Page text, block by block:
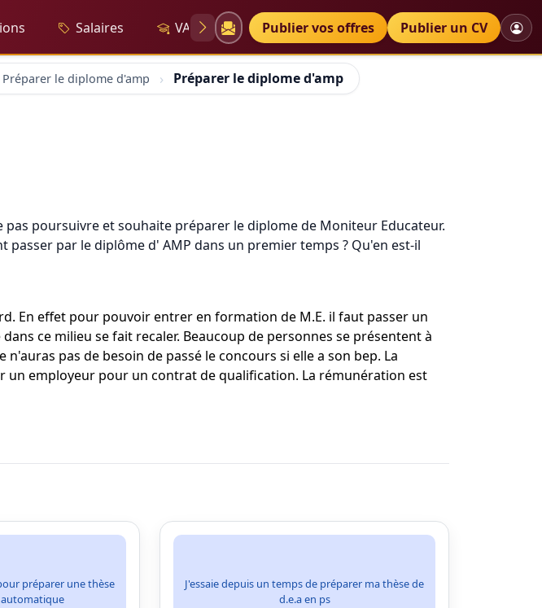
Salaires VAE Diplômes Petites annonces
Publier vos offres Publier un CV
Préparer le diplome d'amp
Préparer le diplome d'amp
poursuivre et souhaite préparer le diplome de Moniteur Educateur.
par le diplôme d' AMP dans un premier temps ? Qu'en est-il
En effet pour pouvoir entrer en formation de M.E. il faut passer un
ce milieu se fait recaler. Beaucoup de personnes se présentent à
pas de besoin de passé le concours si elle a son bep. La
un employeur pour un contrat de qualification. La rémunération est
préparer une thèse
J'essaie depuis un temps de préparer ma thèse de
d.e.a en ps